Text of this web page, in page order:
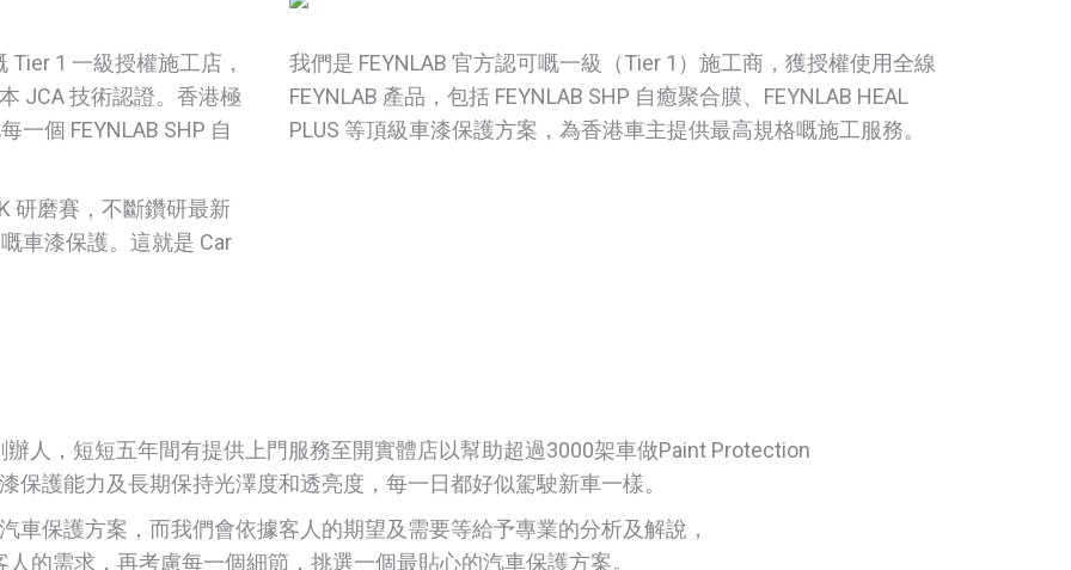
Tier 1 一級授權施工店，
JCA 技術認證。香港極
一個 FEYNLAB SHP 自
研磨賽，不斷鑽研最新
車漆保護。這就是 Car
我們是 FEYNLAB 官方認可嘅一級（Tier 1）施工商，獲授權使用全線
FEYNLAB 產品，包括 FEYNLAB SHP 自癒聚合膜、FEYNLAB HEAL
PLUS 等頂級車漆保護方案，為香港車主提供最高規格嘅施工服務。
人，短短五年間有提供上門服務至開實體店以幫助超過3000架車做Paint Protection
保護能力及長期保持光澤度和透亮度，每一日都好似駕駛新車一樣。
車保護方案，而我們會依據客人的期望及需要等給予專業的分析及解說，
人的需求，再考慮每一個細節，挑選一個最貼心的汽車保護方案。